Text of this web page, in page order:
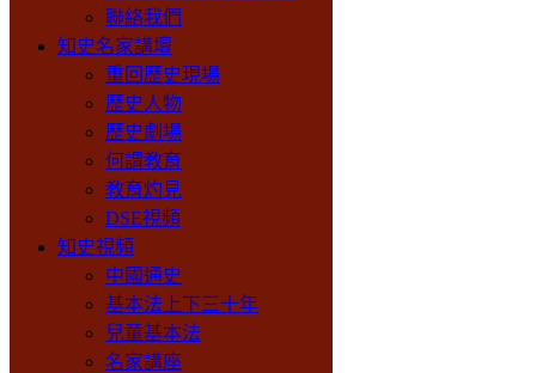
聯絡我們
知史名家講壇
重回歷史現場
歷史人物
歷史劇場
何謂教育
教育灼見
DSE視頻
知史視頻
中國通史
基本法上下三十年
兒童基本法
名家講座